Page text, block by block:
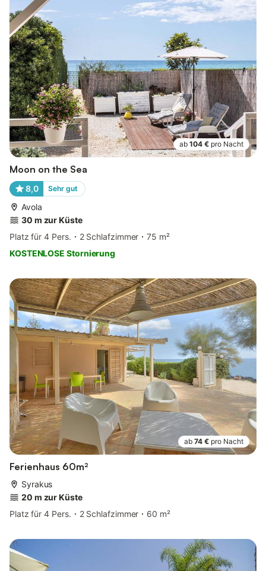
ab 104 € pro Nacht
Moon on the Sea
8,0 Sehr gut
Avola
30 m zur Küste
Platz für 4 Pers.
2 Schlafzimmer
75 m²
KOSTENLOSE Stornierung
ab 74 € pro Nacht
Ferienhaus 60m²
Syrakus
20 m zur Küste
Platz für 4 Pers.
2 Schlafzimmer 60 m²